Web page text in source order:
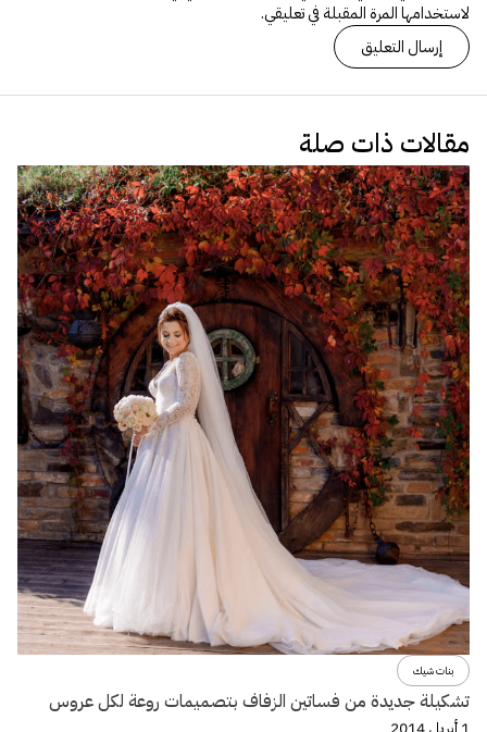
لاستخدامها المرة المقبلة في تعليقي.
مقالات ذات صلة
بنات شيك
تشكيلة جديدة من فساتين الزفاف بتصميمات روعة لكل عروس